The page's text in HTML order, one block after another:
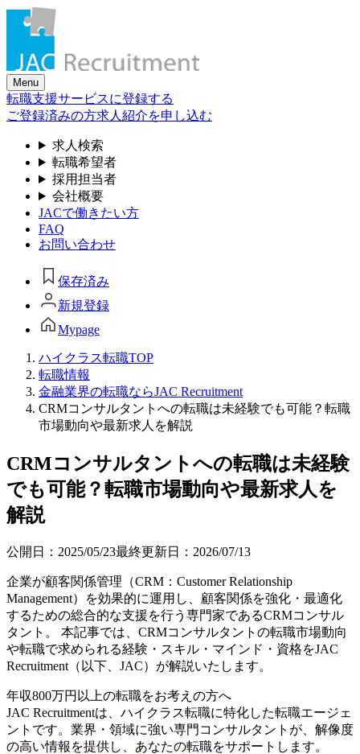
Skip
content
Menu
転職支援サービスに登録する
ご登録済みの方求人紹介を申し込む
求人検索
転職希望者
採用担当者
会社概要
JACで働きたい方
FAQ
お問い合わせ
保存済み
新規登録
Mypage
ハイクラス転職TOP
転職情報
金融業界の転職ならJAC Recruitment
CRMコンサルタントへの転職は未経験でも可能？転職
市場動向や最新求人を解説
CRMコンサルタントへの転職は未経験
でも可能？転職市場動向や最新求人を
解説
公開日： 2025/05/23最終更新日： 2026/07/13
企業が顧客関係管理（CRM：Customer Relationship
Management）を効果的に運用し、顧客関係を強化・最適化
するための総合的な支援を行う専門家であるCRMコンサル
タント。 本記事では、CRMコンサルタントの転職市場動向
や転職で求められる経験・スキル・マインド・資格をJAC
Recruitment（以下、JAC）が解説いたします。
年収800万円以上の転職をお考えの方へ
JAC Recruitmentは、ハイクラス転職に特化した転職エージェ
ントです。 業界・領域に強い専門コンサルタントが、解像度
の高い情報を提供し、あなたの転職をサポートします。